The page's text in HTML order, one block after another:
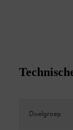
Doelgroep